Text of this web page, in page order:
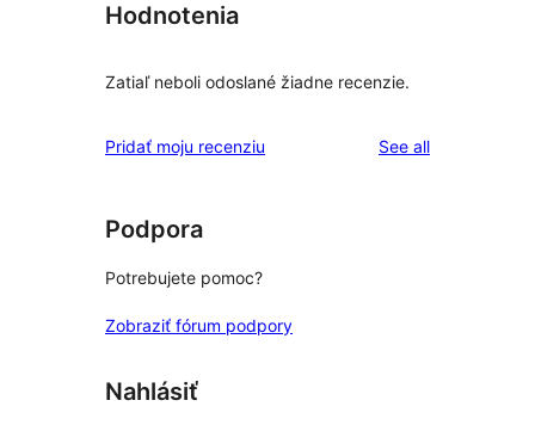
Hodnotenia
Zatiaľ neboli odoslané žiadne recenzie.
Pridať moju recenziu See allreviews
Podpora
Potrebujete pomoc?
Zobraziť fórum podpory
Nahlásiť